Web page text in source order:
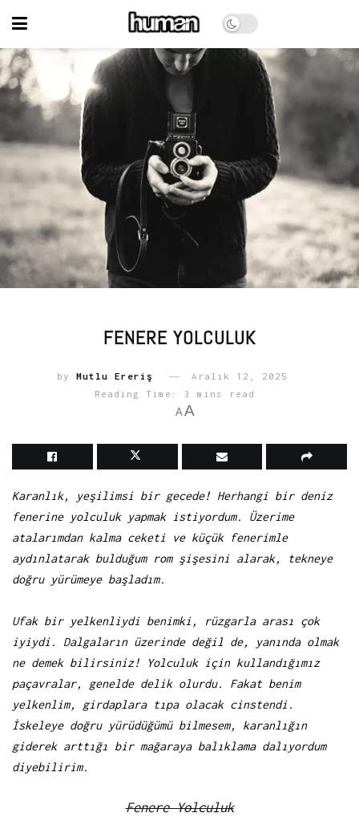
FENERE YOLCULUK
by Mutlu Ereriş
Aralık 12, 2025
Reading Time: 3 mins read
A A
Karanlık, yeşilimsi bir gecede! Herhangi bir deniz
fenerine yolculuk yapmak istiyordum. Üzerime
atalarımdan kalma ceketi ve küçük fenerimle
aydınlatarak bulduğum rom şişesini alarak, tekneye
doğru yürümeye başladım.
Ufak bir yelkenliydi benimki, rüzgarla arası çok
iyiydi. Dalgaların üzerinde değil de, yanında olmak
ne demek bilirsiniz! Yolculuk için kullandığımız
paçavralar, genelde delik olurdu. Fakat benim
yelkenlim, girdaplara tıpa olacak cinstendi.
İskeleye doğru yürüdüğümü bilmesem, karanlığın
giderek arttığı bir mağaraya balıklama dalıyordum
diyebilirim.
Fenere Yolculuk